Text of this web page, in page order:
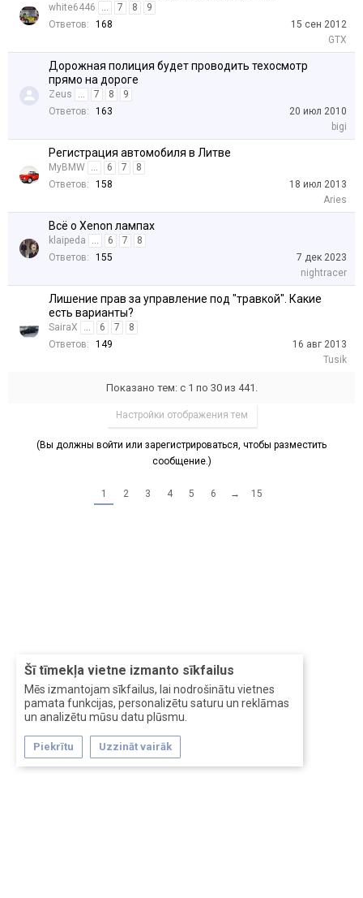
Šī tīmekļa vietne izmanto sīkfailus
Mēs izmantojam sīkfailus, lai nodrošinātu vietnes
pamata funkcijas, personalizētu saturu un reklāmas
un analizētu mūsu datu plūsmu.
Piekrītu Uzzināt vairāk
white6446 ... 7 8
9
Ответов:
168
15 сен 2012
GTX
Дорожная полиция будет проводить техосмотр
прямо на дороге
Zeus ... 7 8
9
Ответов:
163
20 июл 2010
bigi
Регистрация автомобиля в Литве
MyBMW ... 6 7
8
Ответов:
158
18 июл 2013
Aries
Всё о Xenon лампах
klaipeda ... 6 7
8
Ответов:
155
7 дек 2023
nightracer
Лишение прав за управление под "травкой". Какие
есть варианты?
SairaX ... 6 7
8
Ответов:
149
16 авг 2013
Tusik
Показано тем: с 1 по 30 из 441.
Настройки отображения тем
(Вы должны войти или зарегистрироваться, чтобы разместить
сообщение.)
1 2 3 4 5 6 → 15